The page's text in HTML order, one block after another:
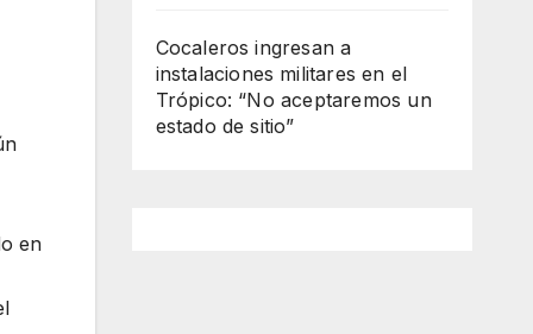
en
Cocaleros ingresan a
instalaciones militares en el
Trópico: “No aceptaremos un
estado de sitio”